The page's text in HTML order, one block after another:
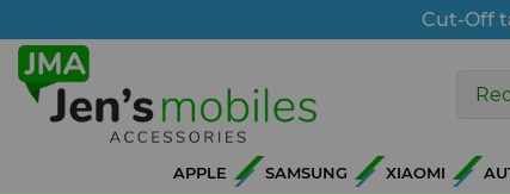
Cut-Off
APPLE SAMSUNG XIAOMI